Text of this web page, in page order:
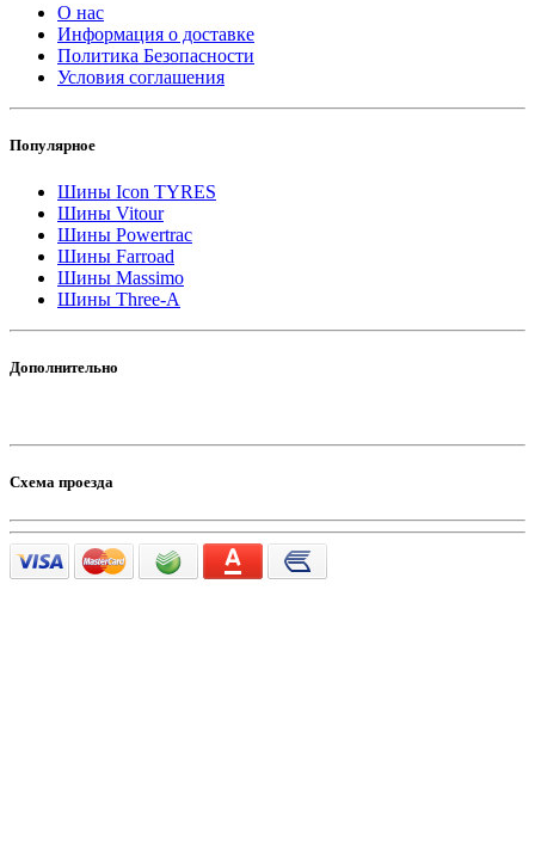
О нас
Информация о доставке
Политика Безопасности
Условия соглашения
Популярное
Шины Icon TYRES
Шины Vitour
Шины Powertrac
Шины Farroad
Шины Massimo
Шины Three-A
Дополнительно
Схема проезда